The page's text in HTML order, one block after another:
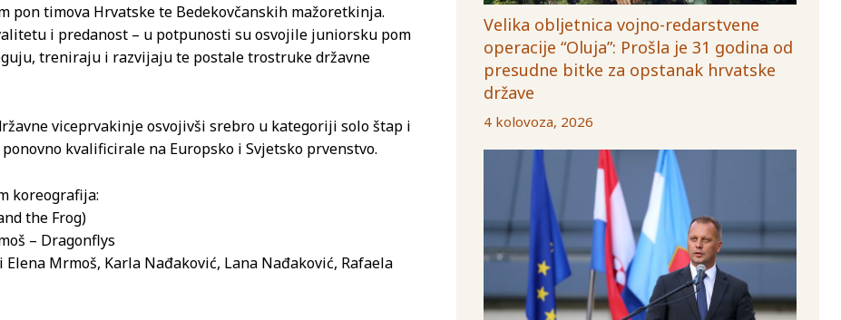
pon timova Hrvatske te Bedekovčanskih mažoretkinja.
i predanost – u potpunosti su osvojile juniorsku pom
treniraju i razvijaju te postale trostruke državne
viceprvakinje osvojivši srebro u kategoriji solo štap i
kvalificirale na Europsko i Svjetsko prvenstvo.
koreografija:
the Frog)
– Dragonflys
Mrmoš, Karla Nađaković, Lana Nađaković, Rafaela
Velika obljetnica vojno-redarstvene
operacije “Oluja”: Prošla je 31 godina od
presudne bitke za opstanak hrvatske
države
4 kolovoza, 2026